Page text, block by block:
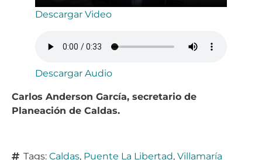
Descargar Video
Descargar Audio
Carlos Anderson García, secretario de
Planeación de Caldas.
Tags: Caldas, Puente La Libertad, Villamaría